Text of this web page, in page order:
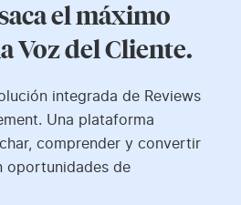
el máximo
Voz del Cliente.
integrada de Reviews
Una plataforma
comprender y convertir
oportunidades de